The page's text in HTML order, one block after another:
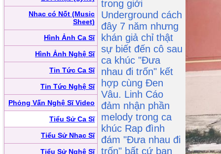
Nhạc có Nốt (Music
Sheet)
Hình Ảnh Ca Sĩ
Hình Ảnh Nghệ Sĩ
Tin Tức Ca Sĩ
Tin Tức Nghệ Sĩ
Phỏng Vấn Nghệ Sĩ Video
Tiểu Sử Ca Sĩ
Tiểu Sử Nhạc Sĩ
Tiểu Sử Nghệ Sĩ
trong giới
Underground cách
đây 7 năm nhưng
khán giả chỉ thật
sự biết đến cô sau
ca khúc "Đưa
nhau đi trốn" kết
hợp cùng Đen
Vâu. Linh Cáo
đảm nhận phần
melody trong ca
khúc Rap đình
đám "Đưa nhau đi
trốn" bất cứ bạn